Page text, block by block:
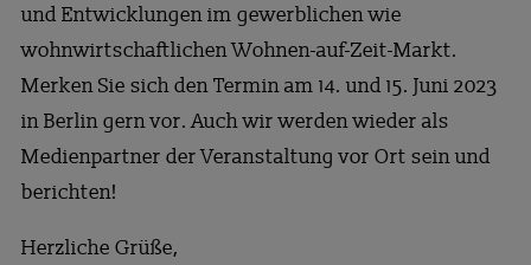
und Entwicklungen im gewerblichen wie
wohnwirtschaftlichen Wohnen-auf-Zeit-Markt.
Merken Sie sich den Termin am 14. und 15. Juni 2023
in Berlin gern vor. Auch wir werden wieder als
Medienpartner der Veranstaltung vor Ort sein und
berichten!
Herzliche Grüße,